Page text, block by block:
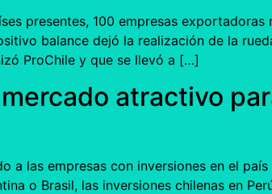
presentes, 100 empresas
balance dejó la realización de la
ProChile y que se llevó a […]
atractivo
a las empresas con inversiones en el
o Brasil, las inversiones chilenas en